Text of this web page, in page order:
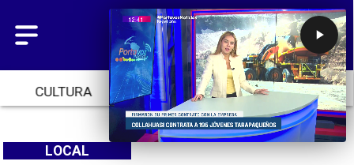
CULTURA TENDENCIAS INICIO
LOCAL